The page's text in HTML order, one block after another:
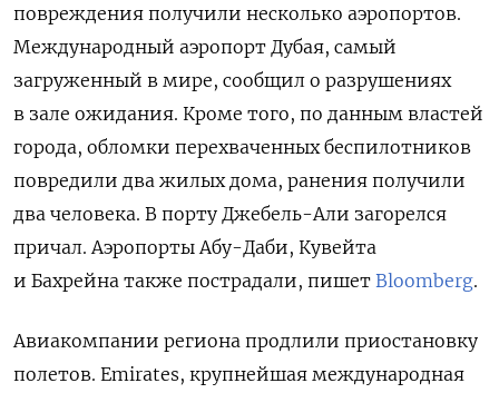
повреждения получили несколько аэропортов.
Международный аэропорт Дубая, самый
загруженный в мире, сообщил о разрушениях
в зале ожидания. Кроме того, по данным властей
города, обломки перехваченных беспилотников
повредили два жилых дома, ранения получили
два человека. В порту Джебель-Али загорелся
причал. Аэропорты Абу-Даби, Кувейта
и Бахрейна также пострадали, пишет Bloomberg.
Авиакомпании региона продлили приостановку
полетов. Emirates, крупнейшая международная